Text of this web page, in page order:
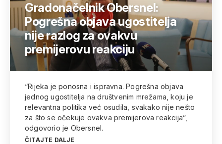
Gradonačelnik Obersnel:
Pogrešna objava ugostitelja
nije razlog za ovakvu
premijerovu reakciju
“Rijeka je ponosna i ispravna. Pogrešna objava
jednog ugostitelja na društvenim mrežama, koju je
relevantna politika već osudila, svakako nije nešto
za što se očekuje ovakva premijerova reakcija”,
odgovorio je Obersnel.
ČITAJTE DALJE